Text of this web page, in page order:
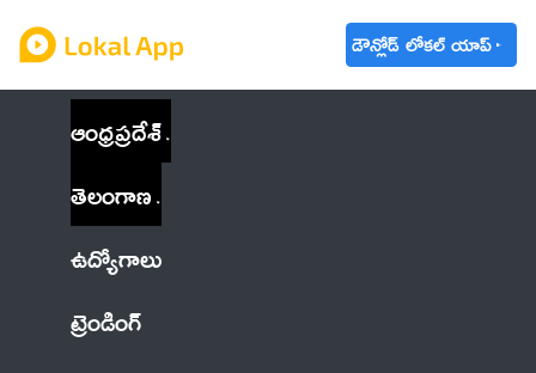
డౌన్లోడ్ లోకల్ యాప్
ఆంధ్రప్రదేశ్
తెలంగాణ
ఉద్యోగాలు
ట్రెండింగ్